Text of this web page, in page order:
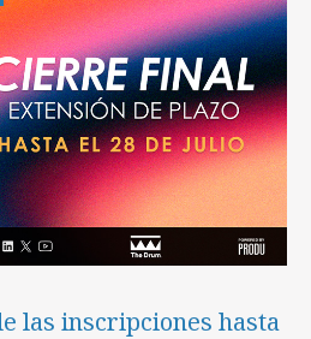
las inscripciones hasta